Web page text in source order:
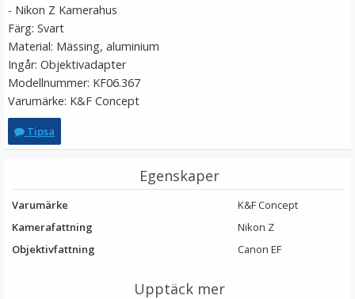
★
LÄGG I VARUKORG
- Nikon Z Kamerahus
Färg: Svart
Material: Mässing, aluminium
Ingår: Objektivadapter
Modellnummer: KF06.367
Varumärke: K&F Concept
Tipsa
Egenskaper
Varumärke
K&F Concept
Kamerafattning
Nikon Z
Objektivfattning
Canon EF
Upptäck mer